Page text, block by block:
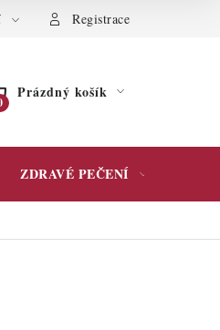
Registrace
Prázdný košík
ZDRAVÉ PEČENÍ